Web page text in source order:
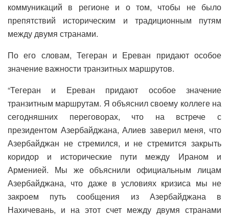
коммуникаций в регионе и о том, чтобы не было
препятствий историческим и традиционным путям
между двумя странами.
По его словам, Тегеран и Ереван придают особое
значение важности транзитных маршрутов.
“Тегеран и Ереван придают особое значение
транзитным маршрутам. Я объяснил своему коллеге на
сегодняшних переговорах, что на встрече с
президентом Азербайджана, Алиев заверил меня, что
Азербайджан не стремился, и не стремится закрыть
коридор и исторические пути между Ираном и
Арменией. Мы же объяснили официальным лицам
Азербайджана, что даже в условиях кризиса мы не
закроем путь сообщения из Азербайджана в
Нахичевань, и на этот счет между двумя странами